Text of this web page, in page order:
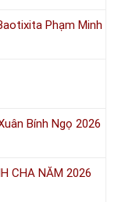
Phạm Minh
Bính Ngọ 2026
CHA NĂM 2026